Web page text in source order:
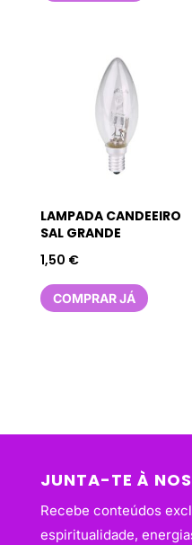
LAMPADA CANDEEIRO
SAL GRANDE
1,50 €
COMPRAR JÁ
JUNTA-TE À
Recebe conteúdos
espiritualidade,